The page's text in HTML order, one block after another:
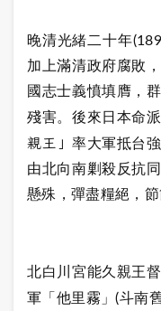
晚清光緒二十年
加上滿清政府腐敗
國志士義憤填膺，
殘害。後來日本命
親王」 率大軍抵台
由北向南剿殺反抗
懸殊，彈盡糧絕，節
北白川宮能久親王
軍「他里霧」(斗南